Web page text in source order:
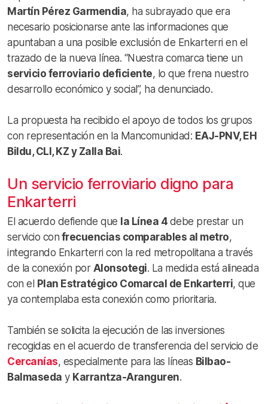
Martín Pérez Garmendia, ha subrayado que era
necesario posicionarse ante las informaciones que
apuntaban a una posible exclusión de Enkarterri en el
trazado de la nueva línea. “Nuestra comarca tiene un
servicio ferroviario deficiente, lo que frena nuestro
desarrollo económico y social”, ha denunciado.
La propuesta ha recibido el apoyo de todos los grupos
con representación en la Mancomunidad: EAJ-PNV, EH
Bildu, CLI, KZ y Zalla Bai.
Un servicio ferroviario digno para
Enkarterri
El acuerdo defiende que la Línea 4 debe prestar un
servicio con frecuencias comparables al metro,
integrando Enkarterri con la red metropolitana a través
de la conexión por Alonsotegi. La medida está alineada
con el Plan Estratégico Comarcal de Enkarterri, que
ya contemplaba esta conexión como prioritaria.
También se solicita la ejecución de las inversiones
recogidas en el acuerdo de transferencia del servicio de
Cercanías, especialmente para las líneas Bilbao-
Balmaseda y Karrantza-Aranguren.